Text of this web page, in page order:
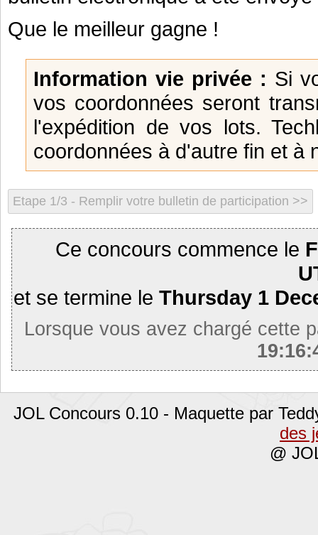
Que le meilleur gagne !
Information vie privée : Si
vos coordonnées seront
l'expédition de vos lots.
coordonnées à d'autre fin et à
Ce concours commence le
et se termine le Thursday 1
Lorsque vous avez chargé cette
JOL Concours 0.10 - Maquette par
des
@